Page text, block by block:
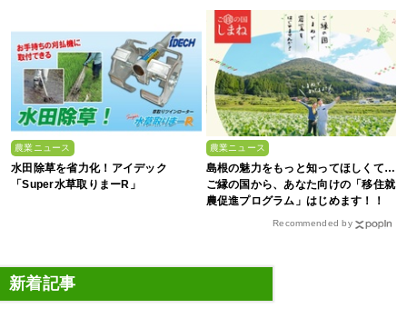
農業ニュース
水田除草を省力化！アイデック
「Super水草取りまーR」
農業ニュース
島根の魅力をもっと知ってほしくて…
ご縁の国から、あなた向けの「移住就
農促進プログラム」はじめます！！
Recommended by
新着記事